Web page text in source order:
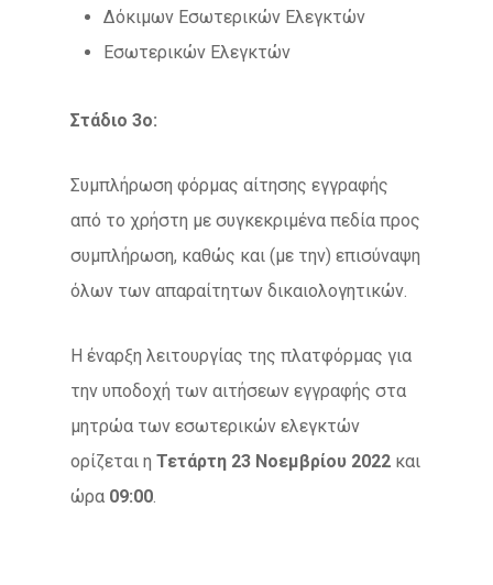
Δόκιμων Εσωτερικών Ελεγκτών
Εσωτερικών Ελεγκτών
Στάδιο 3ο:
Συμπλήρωση φόρμας αίτησης εγγραφής
από το χρήστη με συγκεκριμένα πεδία προς
συμπλήρωση, καθώς και (με την) επισύναψη
όλων των απαραίτητων δικαιολογητικών.
Η έναρξη λειτουργίας της πλατφόρμας για
την υποδοχή των αιτήσεων εγγραφής στα
μητρώα των εσωτερικών ελεγκτών
ορίζεται η Τετάρτη 23 Νοεμβρίου 2022 και
ώρα 09:00.